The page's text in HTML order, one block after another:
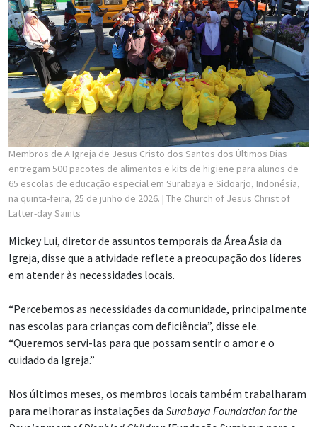
Membros de A Igreja de Jesus Cristo dos Santos dos Últimos Dias
entregam 500 pacotes de alimentos e kits de higiene para alunos de
65 escolas de educação especial em Surabaya e Sidoarjo, Indonésia,
na quinta-feira, 25 de junho de 2026. | The Church of Jesus Christ of
Latter-day Saints
Mickey Lui, diretor de assuntos temporais da Área Ásia da
Igreja, disse que a atividade reflete a preocupação dos líderes
em atender às necessidades locais.
“Percebemos as necessidades da comunidade, principalmente
nas escolas para crianças com deficiência”, disse ele.
“Queremos servi-las para que possam sentir o amor e o
cuidado da Igreja.”
Nos últimos meses, os membros locais também trabalharam
para melhorar as instalações da Surabaya Foundation for the